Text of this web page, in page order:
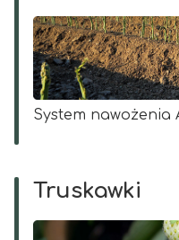
System nawożenia
Truskawki